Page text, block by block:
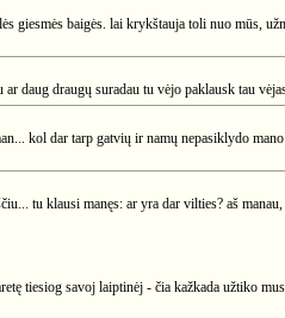
baigės. lai krykštauja toli nuo mūs,
daug draugų suradau tu vėjo paklausk tau
kol dar tarp gatvių ir namų nepasiklydo
tu klausi manęs: ar yra dar vilties? aš
tiesiog savoj laiptinėj - čia kažkada užtiko